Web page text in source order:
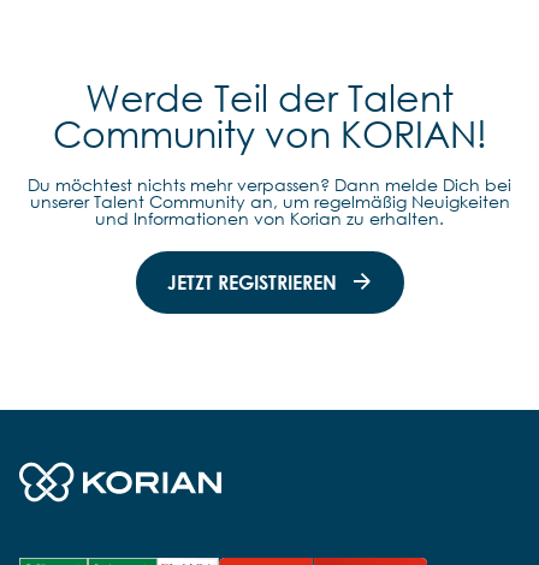
Werde Teil der Talent
Community von KORIAN!
Du möchtest nichts mehr verpassen? Dann melde Dich bei
unserer Talent Community an, um regelmäßig Neuigkeiten
und Informationen von Korian zu erhalten.
JETZT REGISTRIEREN